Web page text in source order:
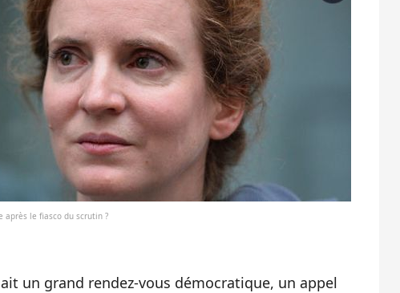
après le fiasco du scrutin ?
un grand rendez-vous démocratique, un appel